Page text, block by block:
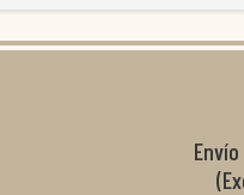
ofrecieron unas condiciones de